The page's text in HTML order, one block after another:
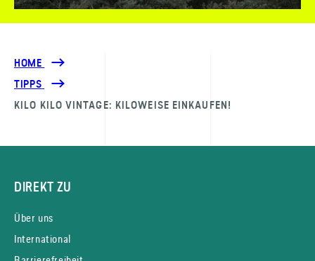
HOME
TIPPS
KILO KILO VINTAGE: KILOWEISE EINKAUFEN!
DIREKT ZU
Über uns
International